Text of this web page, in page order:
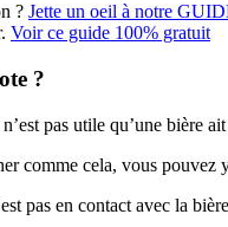
? Jette un oeil à notre
Voir ce guide 100% gratuit
?
pas utile qu’une bière
comme cela, vous
pas en contact avec la